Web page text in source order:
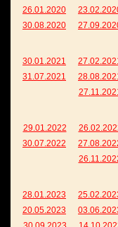
26.01.2020
30.08.2020
30.01.2021
31.07.2021
29.01.2022
30.07.2022
28.01.2023
20.05.2023